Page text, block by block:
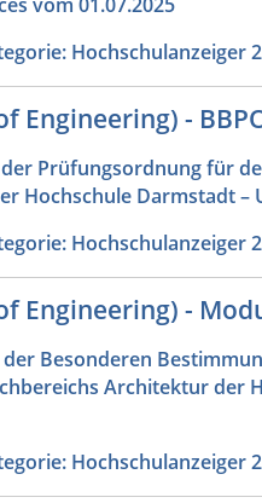
Hochschulanzeiger
Engineering) -
Prüfungsordnung für
Hochschule Darmstadt –
Hochschulanzeiger
Engineering) -
Besonderen
Architektur der
Hochschulanzeiger